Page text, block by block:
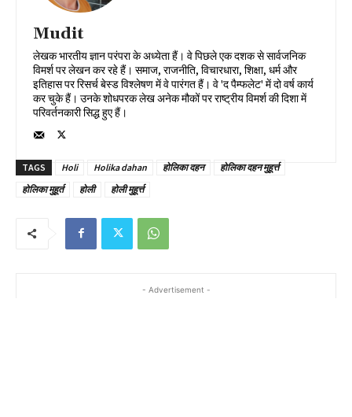
Mudit
लेखक भारतीय ज्ञान परंपरा के अध्येता हैं। वे पिछले एक दशक से सार्वजनिक
विमर्श पर लेखन कर रहे हैं। समाज, राजनीति, विचारधारा, शिक्षा, धर्म और
इतिहास पर रिसर्च बेस्ड विश्लेषण में वे पारंगत हैं। वे 'द पैम्फलेट' में दो वर्ष कार्य
कर चुके हैं। उनके शोधपरक लेख अनेक मौकों पर राष्ट्रीय विमर्श की दिशा में
परिवर्तनकारी सिद्ध हुए हैं।
TAGS Holi Holika dahan होलिका दहन
होलिका दहन मुहूर्त्त
होलिका मुहूर्त
होली होली मुहूर्त्त
- Advertisement -